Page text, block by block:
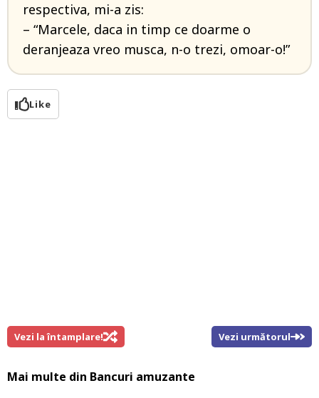
respectiva, mi-a zis:
– “Marcele, daca in timp ce doarme o
deranjeaza vreo musca, n-o trezi, omoar-o!”
Like
Vezi la întamplare! Vezi următorul
Mai multe din Bancuri amuzante